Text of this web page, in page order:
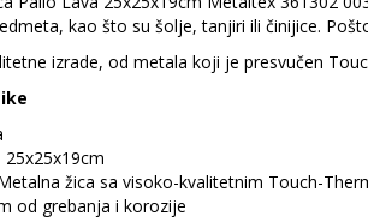
kao što su šolje, tanjiri ili činijice.
izrade, od metala koji je presvučen
25x25x19cm
žica sa visoko-kvalitetnim Touch-
od grebanja i korozije